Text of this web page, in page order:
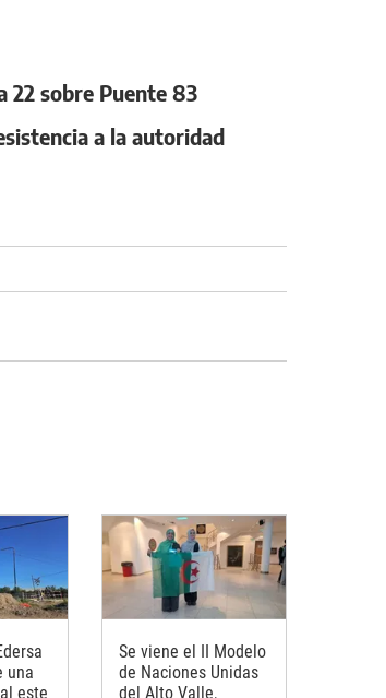
22 sobre Puente 83
a la autoridad
una
este
Se viene el II Modelo
de Naciones Unidas
del Alto Valle,